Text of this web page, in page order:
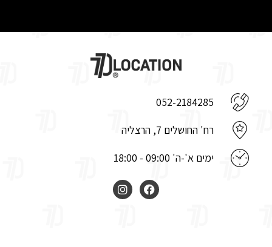
052-2184285
רח' החושלים 7, הרצליה
ימים א'-ה' 09:00 - 18:00